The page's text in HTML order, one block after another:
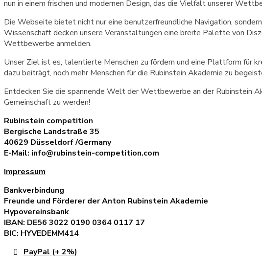
nun in einem frischen und modernen Design, das die Vielfalt unserer
Die Webseite bietet nicht nur eine benutzerfreundliche Navigation,
Wissenschaft decken unsere Veranstaltungen eine breite Palette von
Wettbewerbe anmelden.
Unser Ziel ist es, talentierte Menschen zu fördern und eine Plattform für
dazu beiträgt, noch mehr Menschen für die Rubinstein Akademie zu
Entdecken Sie die spannende Welt der Wettbewerbe an der Rubinstein
Gemeinschaft zu werden!
Rubinstein competition
Bergische Landstraße 35
40629 Düsseldorf /Germany
E-Mail: info@rubinstein-competition.com
Impressum
Bankverbindung
Freunde und Förderer der Anton Rubinstein Akademie
Hypovereinsbank
IBAN: DE56 3022 0190 0364 0117 17
BIC: HYVEDEMM414
PayPal (+ 2%)